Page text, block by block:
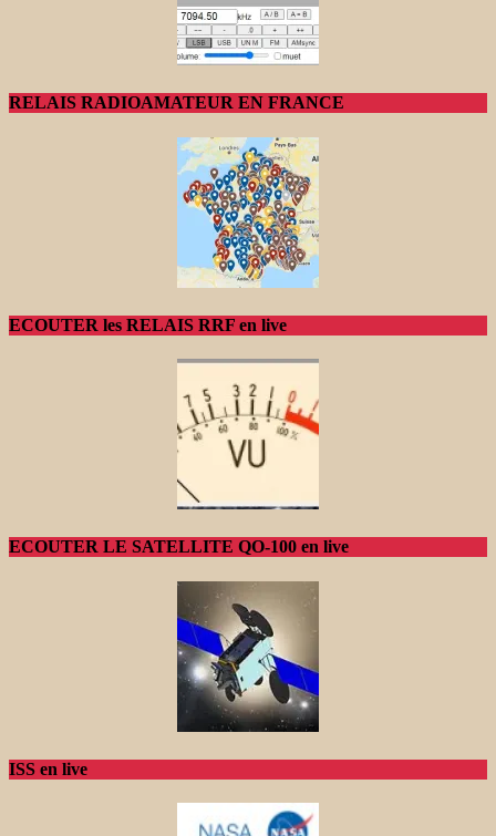
RELAIS RADIOAMATEUR EN FRANCE
ECOUTER les RELAIS RRF en live
ECOUTER LE SATELLITE QO-100 en live
ISS en live